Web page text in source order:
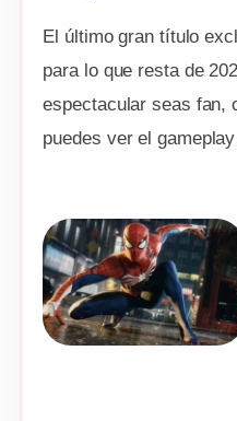
El último gran título
para lo que resta de
espectacular seas fan,
puedes ver el